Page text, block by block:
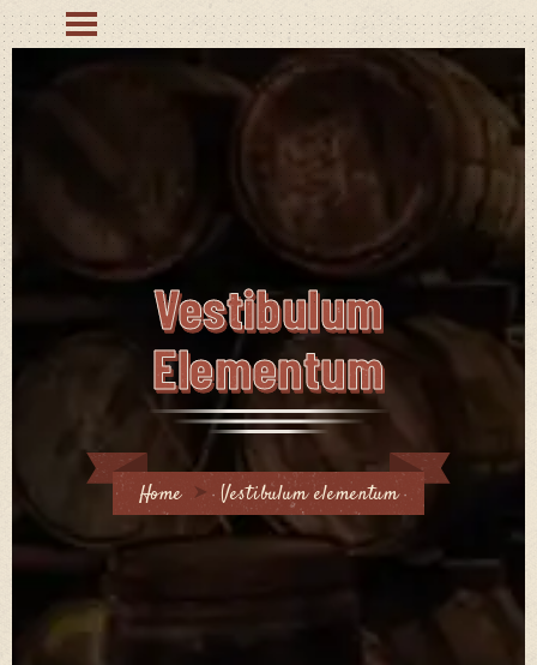
Vestibulum
Elementum
Home Vestibulum elementum